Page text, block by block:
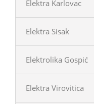
Elektra Karlovac
Elektra Sisak
Elektrolika Gospić
Elektra Virovitica